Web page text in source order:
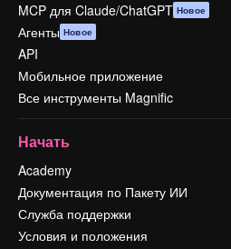
MCP для Claude/ChatGPT Новое
Агенты Новое
API
Мобильное приложение
Все инструменты Magnific
Начать
Academy
Документация по Пакету ИИ
Служба поддержки
Условия и положения